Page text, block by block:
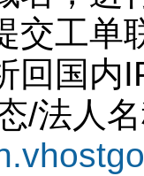
交工单
回国内
/法人